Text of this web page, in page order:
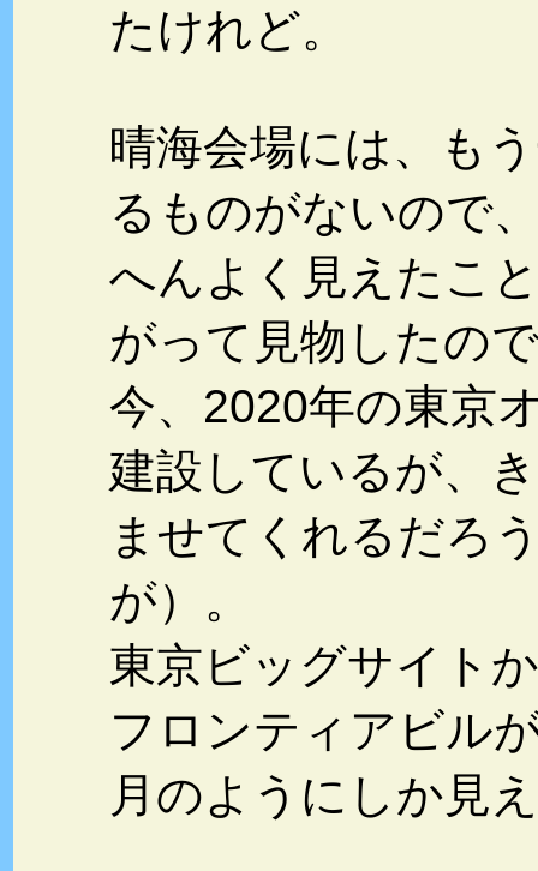
たけれど。
晴海会場には、も
るものがないので
へんよく見えたこ
がって見物したの
今、2020年の東京
建設しているが、
ませてくれるだろ
が）。
東京ビッグサイト
フロンティアビル
月のようにしか見